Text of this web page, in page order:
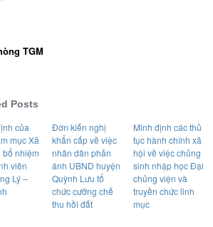
TGM
Posts
của
mục Xã
nhiệm
viên
Lý –
Đơn kiến nghị
khẩn cấp về việc
nhân dân phản
ánh UBND huyện
Quỳnh Lưu tổ
chức cưỡng chế
thu hồi đất
Minh định các thủ
tục hành chính xã
hội về việc chủng
sinh nhập học Đại
chủng viện và
truyền chức linh
mục